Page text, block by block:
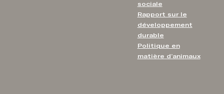
sociale
Rapport sur le
développement
durable
Politique en
matière d’animaux